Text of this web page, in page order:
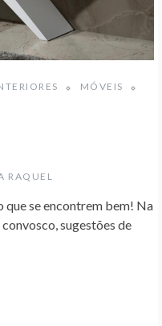
MÓVEIS
RAQUEL
que se encontrem bem! Na
sugestões de